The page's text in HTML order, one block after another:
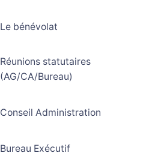
Le bénévolat
Réunions statutaires
(AG/CA/Bureau)
Conseil Administration
Bureau Exécutif